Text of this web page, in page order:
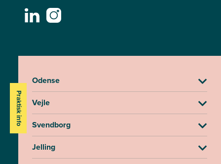
Praktisk info
Odense
Vejle
Svendborg
Jelling